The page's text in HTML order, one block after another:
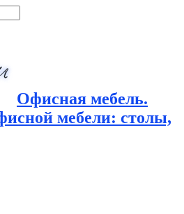
Офисная мебель.
мебели: столы,